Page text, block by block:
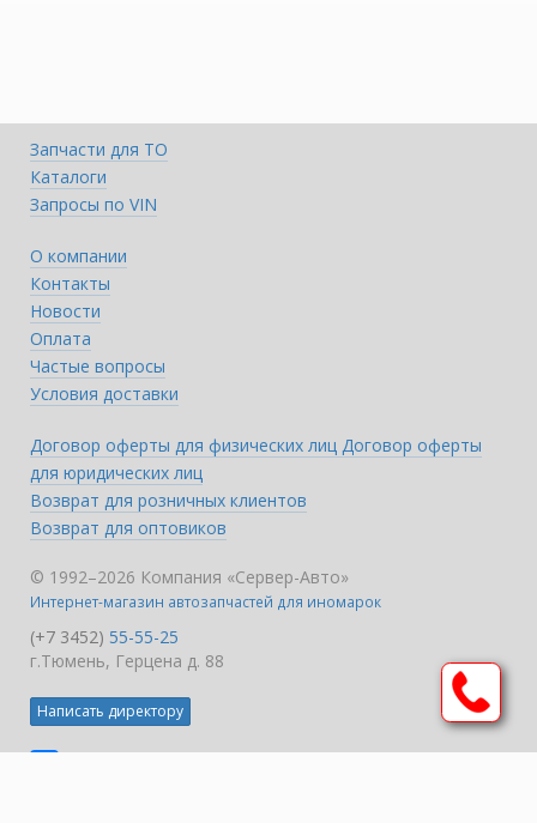
Запчасти для ТО
Каталоги
Запросы по VIN
О компании
Контакты
Новости
Оплата
Частые вопросы
Условия доставки
Договор оферты для физических лиц Договор оферты
для юридических лиц
Возврат для розничных клиентов
Возврат для оптовиков
© 1992–2026 Компания «Сервер-Авто»
Интернет-магазин автозапчастей для иномарок
(+7 3452) 55-55-25
г.Тюмень, Герцена д. 88
Написать директору